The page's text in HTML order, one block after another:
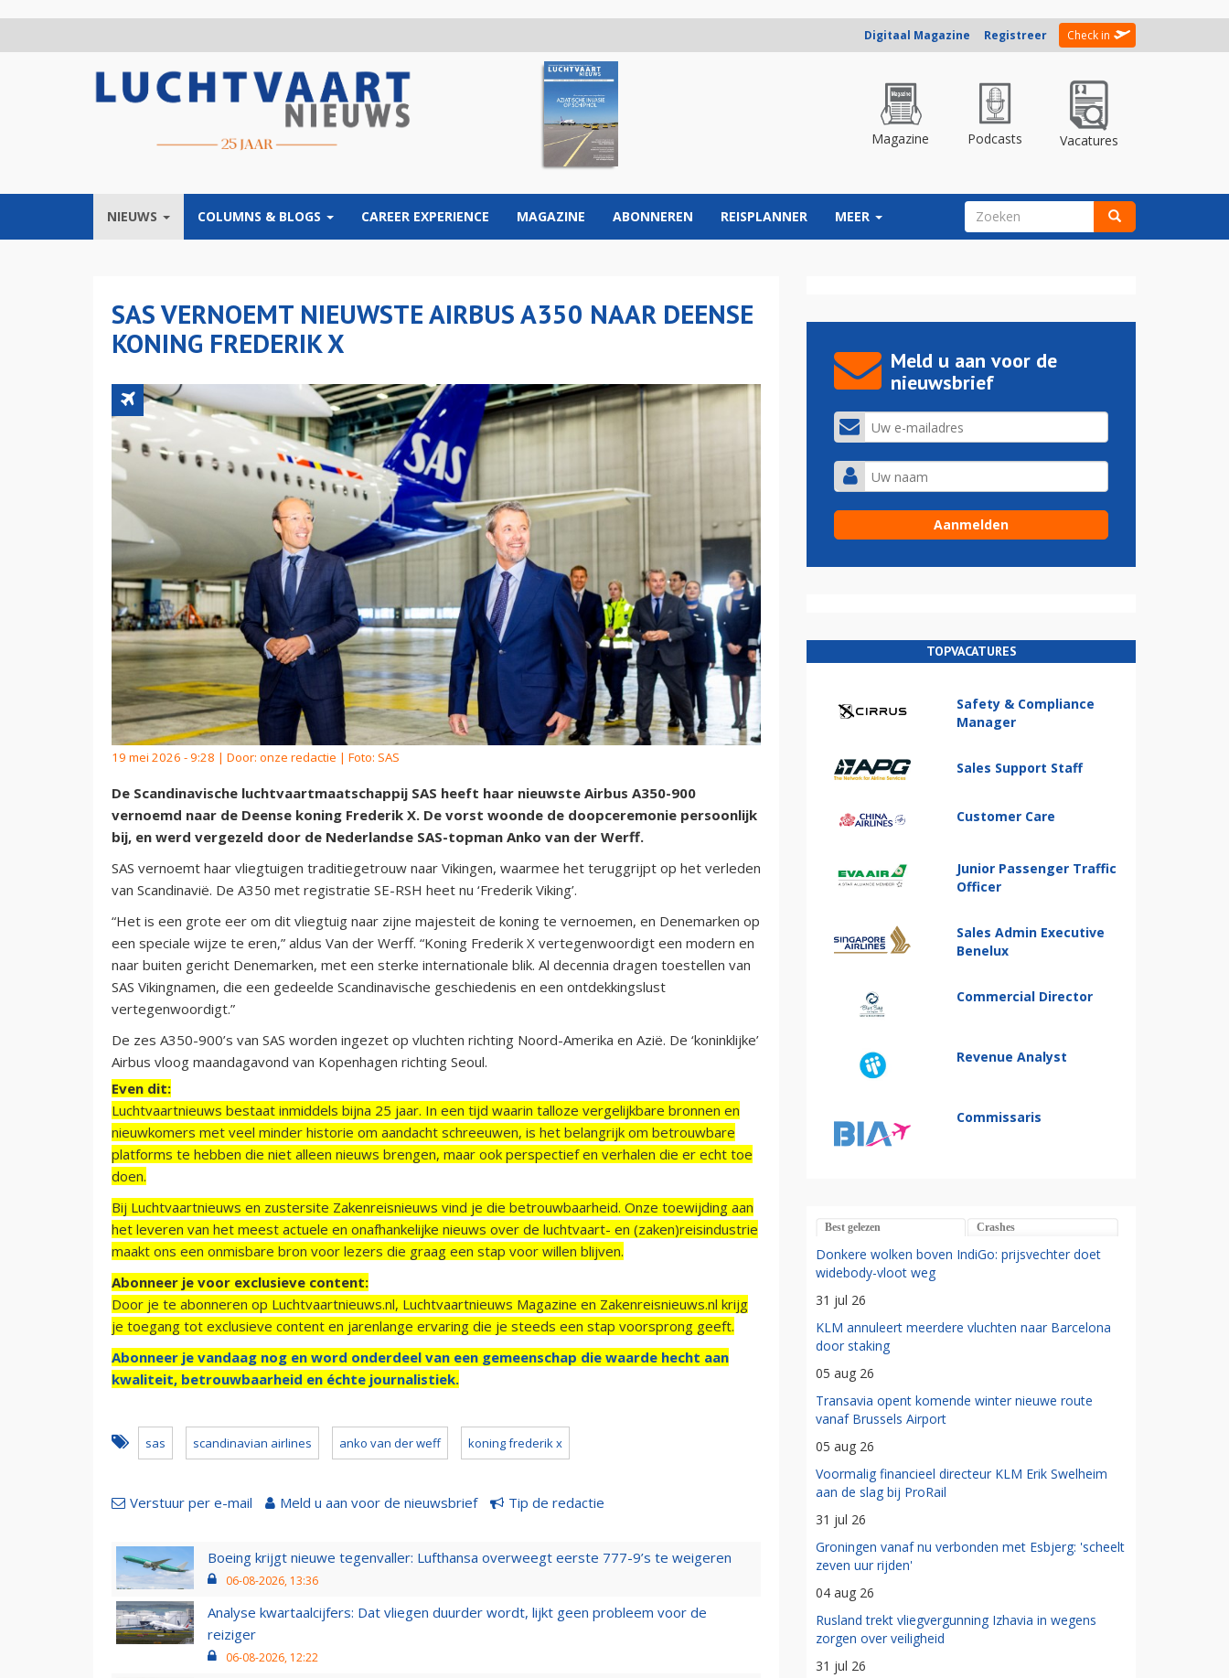
Digitaal Magazine Registreer Check in
Magazine Podcasts Vacatures
NIEUWS COLUMNS & BLOGS CAREER EXPERIENCE MAGAZINE ABONNEREN REISPLANNER MEER ZOEKVELD
SAS VERNOEMT NIEUWSTE AIRBUS A350 NAAR DEENSE
KONING FREDERIK X
19 mei 2026 - 9:28 | Door: onze redactie | Foto: SAS
De Scandinavische luchtvaartmaatschappij SAS heeft haar nieuwste Airbus A350-900
vernoemd naar de Deense koning Frederik X. De vorst woonde de doopceremonie persoonlijk
bij, en werd vergezeld door de Nederlandse SAS-topman Anko van der Werff.
SAS vernoemt haar vliegtuigen traditiegetrouw naar Vikingen, waarmee het teruggrijpt op het verleden
van Scandinavië. De A350 met registratie SE-RSH heet nu ‘Frederik Viking’.
“Het is een grote eer om dit vliegtuig naar zijne majesteit de koning te vernoemen, en Denemarken op
een speciale wijze te eren,” aldus Van der Werff. “Koning Frederik X vertegenwoordigt een modern en
naar buiten gericht Denemarken, met een sterke internationale blik. Al decennia dragen toestellen van
SAS Vikingnamen, die een gedeelde Scandinavische geschiedenis en een ontdekkingslust
vertegenwoordigt.”
De zes A350-900’s van SAS worden ingezet op vluchten richting Noord-Amerika en Azië. De ‘koninklijke’
Airbus vloog maandagavond van Kopenhagen richting Seoul.
Even dit:
Luchtvaartnieuws bestaat inmiddels bijna 25 jaar. In een tijd waarin talloze vergelijkbare bronnen en
nieuwkomers met veel minder historie om aandacht schreeuwen, is het belangrijk om betrouwbare
platforms te hebben die niet alleen nieuws brengen, maar ook perspectief en verhalen die er echt toe
doen.
Bij Luchtvaartnieuws en zustersite Zakenreisnieuws vind je die betrouwbaarheid. Onze toewijding aan
het leveren van het meest actuele en onafhankelijke nieuws over de luchtvaart- en (zaken)reisindustrie
maakt ons een onmisbare bron voor lezers die graag een stap voor willen blijven.
Abonneer je voor exclusieve content:
Door je te abonneren op Luchtvaartnieuws.nl, Luchtvaartnieuws Magazine en Zakenreisnieuws.nl krijg
je toegang tot exclusieve content en jarenlange ervaring die je steeds een stap voorsprong geeft.
Abonneer je vandaag nog en word onderdeel van een gemeenschap die waarde hecht aan
kwaliteit, betrouwbaarheid en échte journalistiek.
sas scandinavian airlines anko van der weff koning frederik x
Verstuur per e-mail Meld u aan voor de nieuwsbrief Tip de redactie
Boeing krijgt nieuwe tegenvaller: Lufthansa overweegt eerste 777-9’s te weigeren
06-08-2026, 13:36
Analyse kwartaalcijfers: Dat vliegen duurder wordt, lijkt geen probleem voor de
reiziger
06-08-2026, 12:22
Meld u aan voor de
nieuwsbrief
TOPVACATURES
Safety & Compliance
Manager
Sales Support Staff
Customer Care
Junior Passenger Traffic
Officer
Sales Admin Executive
Benelux
Commercial Director
Revenue Analyst
Commissaris
Best gelezen Crashes
Donkere wolken boven IndiGo: prijsvechter doet
widebody-vloot weg
31 jul 26
KLM annuleert meerdere vluchten naar Barcelona
door staking
05 aug 26
Transavia opent komende winter nieuwe route
vanaf Brussels Airport
05 aug 26
Voormalig financieel directeur KLM Erik Swelheim
aan de slag bij ProRail
31 jul 26
Groningen vanaf nu verbonden met Esbjerg: 'scheelt
zeven uur rijden'
04 aug 26
Rusland trekt vliegvergunning Izhavia in wegens
zorgen over veiligheid
31 jul 26